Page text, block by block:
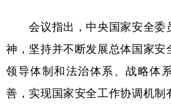
Deutsch Português
会议指出，中央国家安全委
神，坚持并不断发展总体国家安
领导体制和法治体系、战略体
善，实现国家安全工作协调机制